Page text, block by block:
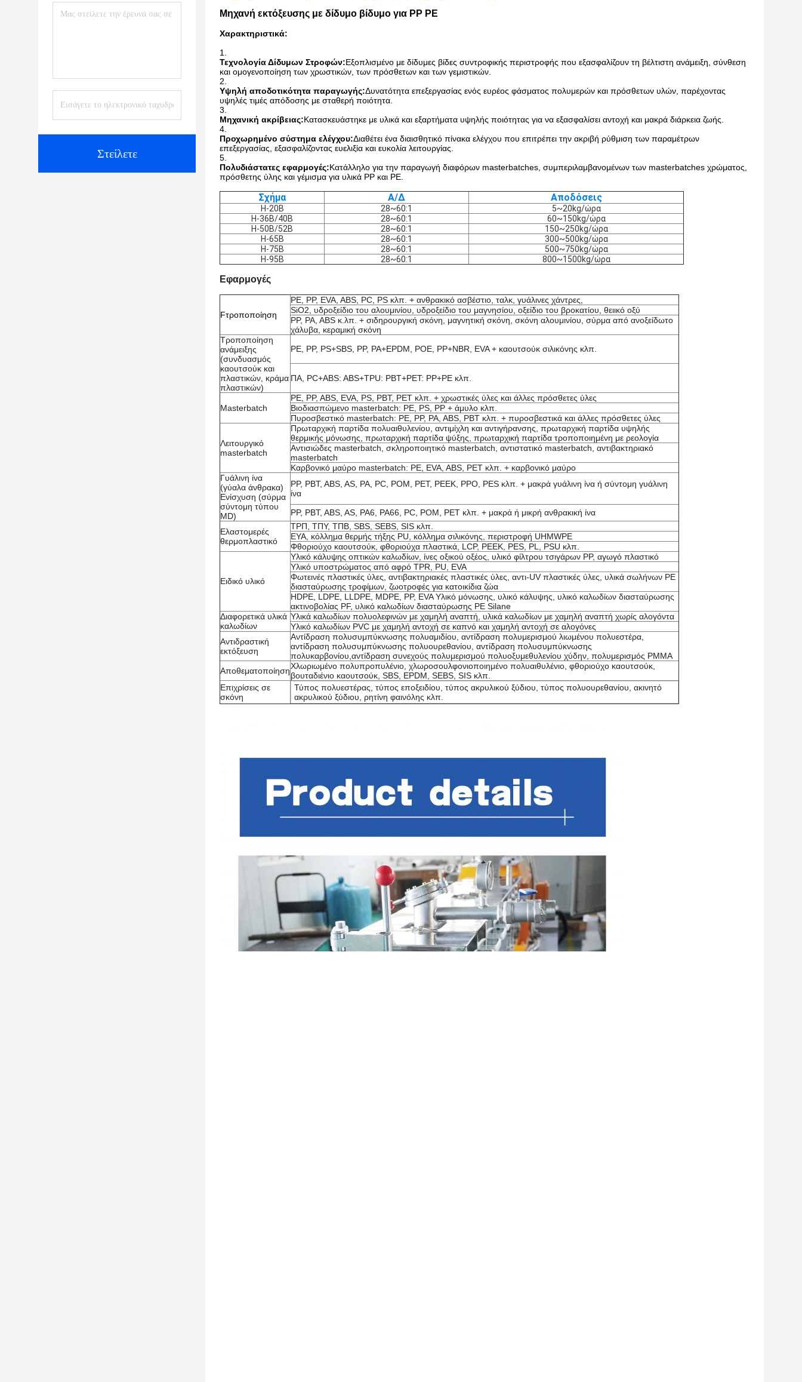
Στείλετε
Μηχανή εκτόξευσης με δίδυμο βίδυμο για PP PE
Χαρακτηριστικά:
Τεχνολογία Δίδυμων Στροφών:Εξοπλισμένο με δίδυμες βίδες συντροφικής περιστροφής που εξασφαλίζουν τη βέλτιστη ανάμειξη, σύνθεση
και ομογενοποίηση των χρωστικών, των πρόσθετων και των γεμιστικών.
Υψηλή αποδοτικότητα παραγωγής:Δυνατότητα επεξεργασίας ενός ευρέος φάσματος πολυμερών και πρόσθετων υλών, παρέχοντας
υψηλές τιμές απόδοσης με σταθερή ποιότητα.
Μηχανική ακρίβειας:Κατασκευάστηκε με υλικά και εξαρτήματα υψηλής ποιότητας για να εξασφαλίσει αντοχή και μακρά διάρκεια ζωής.
Προχωρημένο σύστημα ελέγχου:Διαθέτει ένα διαισθητικό πίνακα ελέγχου που επιτρέπει την ακριβή ρύθμιση των παραμέτρων
επεξεργασίας, εξασφαλίζοντας ευελιξία και ευκολία λειτουργίας.
Πολυδιάστατες εφαρμογές:Κατάλληλο για την παραγωγή διαφόρων masterbatches, συμπεριλαμβανομένων των masterbatches χρώματος,
πρόσθετης ύλης και γέμισμα για υλικά PP και PE.
Σχήμα Α/Δ Αποδόσεις
H-20B 28~60:1
5~20kg/ώρα
H-36B/40B
28~60:1
60~150kg/ώρα
H-50B/52B
28~60:1
150~250kg/ώρα
H-65B
28~60:1
300~500kg/ώρα
H-75B
28~60:1
500~750kg/ώρα
H-95B
28~60:1 800~1500kg/ώρα
Εφαρμογές
Fτροποποίηση
PE, PP, EVA, ABS, PC, PS κλπ. + ανθρακικό ασβέστιο, ταλκ, γυάλινες χάντρες,
SiO2, υδροξείδιο του αλουμινίου, υδροξείδιο του μαγνησίου, οξείδιο του βροκατίου, θειικό οξύ
PP, PA, ABS κ.λπ. + σιδηρουργική σκόνη, μαγνητική σκόνη, σκόνη αλουμινίου, σύρμα από ανοξείδωτο
χάλυβα, κεραμική σκόνη
Τροποποίηση
ανάμειξης
(συνδυασμός
καουτσούκ και
πλαστικών, κράμα
πλαστικών)
PE, PP, PS+SBS, PP, PA+EPDM, POE, PP+NBR, EVA + καουτσούκ σιλικόνης κλπ.
ΠΑ, PC+ABS: ABS+TPU: PBT+PET: PP+PE κλπ.
Masterbatch
PE, PP, ABS, EVA, PS, PBT, PET κλπ. + χρωστικές ύλες και άλλες πρόσθετες ύλες
Βιοδιασπώμενο masterbatch: PE, PS, PP + άμυλο κλπ.
Πυροσβεστικό masterbatch: PE, PP, PA, ABS, PBT κλπ. + πυροσβεστικά και άλλες πρόσθετες ύλες
Λειτουργικό
masterbatch
Πρωταρχική παρτίδα πολυαιθυλενίου, αντιμίχλη και αντιγήρανσης, πρωταρχική παρτίδα υψηλής
θερμικής μόνωσης, πρωταρχική παρτίδα ψύξης, πρωταρχική παρτίδα τροποποιημένη με ρεολογία
Αντισιώδες masterbatch, σκληροποιητικό masterbatch, αντιστατικό masterbatch, αντιβακτηριακό
masterbatch
Καρβονικό μαύρο masterbatch: PE, EVA, ABS, PET κλπ. + καρβονικό μαύρο
Γυάλινη ίνα
(γύαλα άνθρακα)
Ενίσχυση (σύρμα
σύντομη τύπου
MD)
PP, PBT, ABS, AS, PA, PC, POM, PET, PEEK, PPO, PES κλπ. + μακρά γυάλινη ίνα ή σύντομη γυάλινη
ίνα
PP, PBT, ABS, AS, PA6, PA66, PC, POM, PET κλπ. + μακρά ή μικρή ανθρακική ίνα
Ελαστομερές
θερμοπλαστικό
ΤΡΠ, ΤΠΥ, ΤΠΒ, SBS, SEBS, SIS κλπ.
ΕΥΑ, κόλλημα θερμής τήξης PU, κόλλημα σιλικόνης, περιστροφή UHMWPE
Φθοριούχο καουτσούκ, φθοριούχα πλαστικά, LCP, PEEK, PES, PL, PSU κλπ.
Ειδικό υλικό
Υλικό κάλυψης οπτικών καλωδίων, ίνες οξικού οξέος, υλικό φίλτρου τσιγάρων PP, αγωγό πλαστικό
Υλικό υποστρώματος από αφρό TPR, PU, EVA
Φωτεινές πλαστικές ύλες, αντιβακτηριακές πλαστικές ύλες, αντι-UV πλαστικές ύλες, υλικά σωλήνων PE
διασταύρωσης τροφίμων, ζωοτροφές για κατοικίδια ζώα
HDPE, LDPE, LLDPE, MDPE, PP, EVA Υλικό μόνωσης, υλικό κάλυψης, υλικό καλωδίων διασταύρωσης
ακτινοβολίας PF, υλικό καλωδίων διασταύρωσης PE Silane
Διαφορετικά υλικά
καλωδίων
Υλικά καλωδίων πολυολεφινών με χαμηλή αναπτή, υλικά καλωδίων με χαμηλή αναπτή χωρίς αλογόντα
Υλικό καλωδίων PVC με χαμηλή αντοχή σε καπνό και χαμηλή αντοχή σε αλογόνες
Αντιδραστική
εκτόξευση
Αντίδραση πολυσυμπύκνωσης πολυαμιδίου, αντίδραση πολυμερισμού λιωμένου πολυεστέρα,
αντίδραση πολυσυμπύκνωσης πολυουρεθανίου, αντίδραση πολυσυμπύκνωσης
πολυκαρβονίου,αντίδραση συνεχούς πολυμερισμού πολυοξυμεθυλενίου χύδην, πολυμερισμός PMMA
ΑποθεματοποίησηΧλωριωμένο πολυπροπυλένιο, χλωροσουλφονιοποιημένο πολυαιθυλένιο, φθοριούχο καουτσούκ,
βουταδιένιο καουτσούκ, SBS, EPDM, SEBS, SIS κλπ.
Επιχρίσεις σε
σκόνη
Τύπος πολυεστέρας, τύπος εποξειδίου, τύπος ακρυλικού ξύδιου, τύπος πολυουρεθανίου, ακινητό
ακρυλικού ξύδιου, ρητίνη φαινόλης κλπ.